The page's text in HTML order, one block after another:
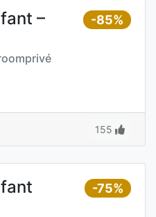
-85%
–
155
-75%